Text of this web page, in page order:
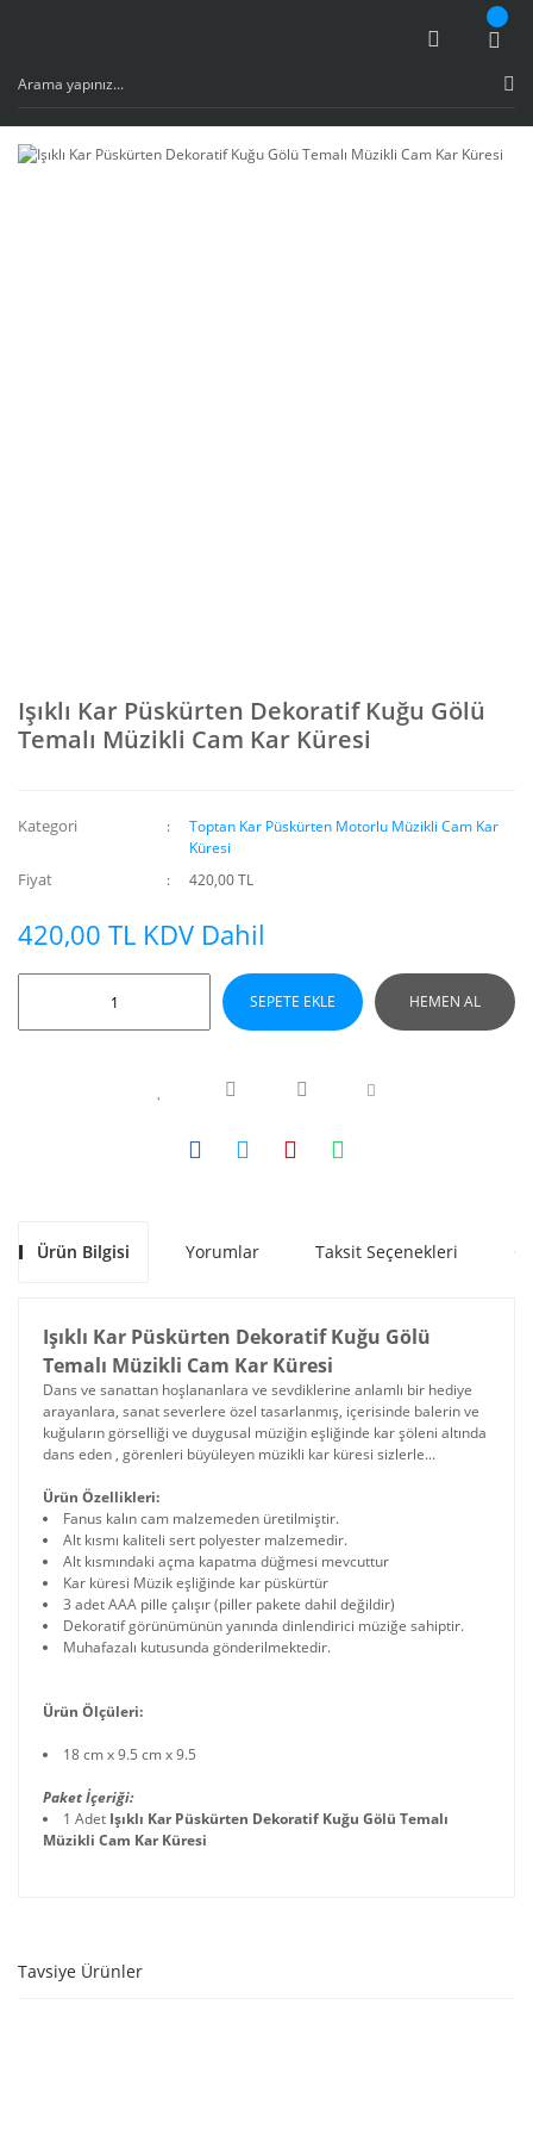
Işıklı Kar Püskürten Dekoratif Kuğu Gölü
Temalı Müzikli Cam Kar Küresi
Kategori
Toptan Kar Püskürten Motorlu Müzikli Cam Kar
Küresi
Fiyat 420,00 TL
420,00 TL KDV Dahil
SEPETE EKLE HEMEN AL
Ürün Bilgisi Yorumlar Taksit Seçenekleri
Işıklı Kar Püskürten Dekoratif Kuğu Gölü
Temalı Müzikli Cam Kar Küresi
Dans ve sanattan hoşlananlara ve sevdiklerine anlamlı bir hediye
arayanlara, sanat severlere özel tasarlanmış, içerisinde balerin ve
kuğuların görselliği ve duygusal müziğin eşliğinde kar şöleni altında
dans eden , görenleri büyüleyen müzikli kar küresi sizlerle...
Ürün Özellikleri:
Fanus kalın cam malzemeden üretilmiştir.
Alt kısmı kaliteli sert polyester malzemedir.
Alt kısmındaki açma kapatma düğmesi mevcuttur
Kar küresi Müzik eşliğinde kar püskürtür
3 adet AAA pille çalışır (piller pakete dahil değildir)
Dekoratif görünümünün yanında dinlendirici müziğe sahiptir.
Muhafazalı kutusunda gönderilmektedir.
Ürün Ölçüleri:
18 cm x 9.5 cm x 9.5
Paket İçeriği:
1 Adet Işıklı Kar Püskürten Dekoratif Kuğu Gölü Temalı
Müzikli Cam Kar Küresi
Tavsiye Ürünler